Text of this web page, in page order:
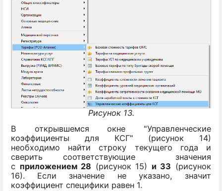
Рисунок 13.
В открывшемся окне "Управленческие
коэффициенты для КСГ" (рисунок 14)
необходимо найти строку текущего года и
сверить соответствующие значения
с приложением 28 (рисунок 15) и 33 (рисунок
16). Если значение не указано, значит
коэффициент специфики равен 1.